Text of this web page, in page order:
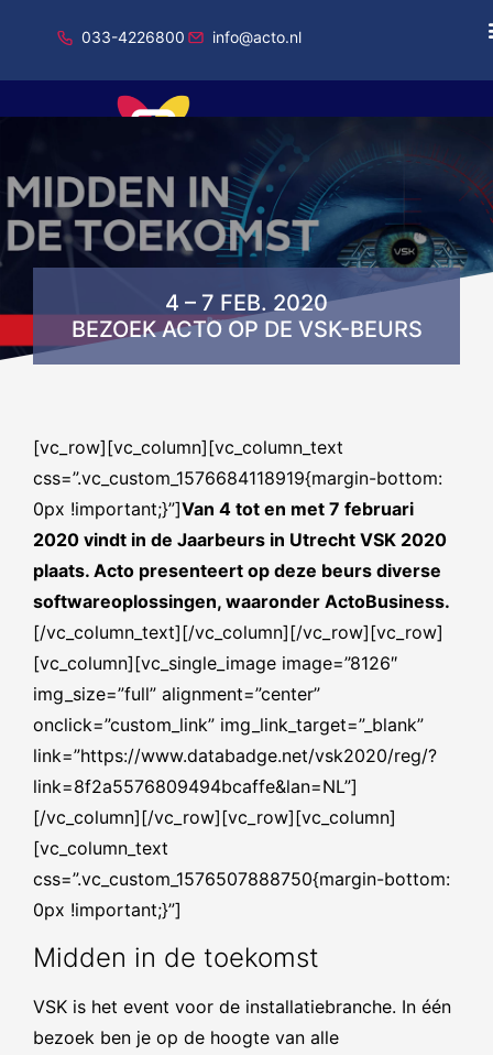
033-4226800 info@acto.nl
Onderdeel van Total Specific Solutions
4 – 7 FEB. 2020
BEZOEK ACTO OP DE VSK-BEURS
[vc_row][vc_column][vc_column_text
css=”.vc_custom_1576684118919{margin-bottom:
0px !important;}”]Van 4 tot en met 7 februari
2020 vindt in de Jaarbeurs in Utrecht VSK 2020
plaats. Acto presenteert op deze beurs diverse
softwareoplossingen, waaronder ActoBusiness.
[/vc_column_text][/vc_column][/vc_row][vc_row]
[vc_column][vc_single_image image=”8126″
img_size=”full” alignment=”center”
onclick=”custom_link” img_link_target=”_blank”
link=”https://www.databadge.net/vsk2020/reg/?
link=8f2a5576809494bcaffe&lan=NL”]
[/vc_column][/vc_row][vc_row][vc_column]
[vc_column_text
css=”.vc_custom_1576507888750{margin-bottom:
0px !important;}”]
Midden in de toekomst
VSK is het event voor de installatiebranche. In één
bezoek ben je op de hoogte van alle